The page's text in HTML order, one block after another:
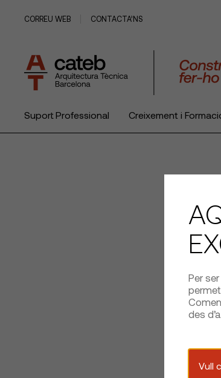
CORREU WEB CONTACTA’NS
Suport Professional Creixement i
Per
des
Vull